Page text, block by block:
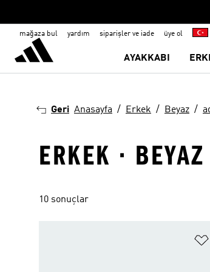
mağaza bul yardım siparişler ve iade üye ol
AYAKKABI
Geri Anasayfa Erkek Beyaz
ERKEK ·
10 sonuçlar